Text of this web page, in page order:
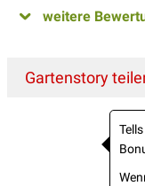
weitere
Gartenstory